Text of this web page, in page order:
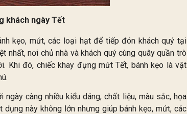
khách ngày Tết
kẹo, mứt, các loại hạt để tiếp đón khách quý tại
nhất, nơi chủ nhà và khách quý cùng quây quần trò
Khi đó, chiếc khay đựng mứt Tết, bánh kẹo là vật
càng nhiều kiểu dáng, chất liệu, màu sắc, họa
này không lớn nhưng giúp bánh kẹo, mứt, các